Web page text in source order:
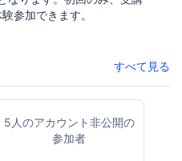
参加できます。
すべて見る
5人のアカウント非公開の
参加者